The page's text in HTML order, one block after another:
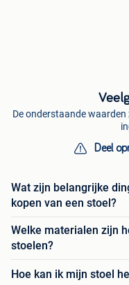
De onderstaande
Deel
Wat zijn belangrijke
kopen van een stoel?
Welke materialen zijn
stoelen?
Hoe kan ik mijn stoel